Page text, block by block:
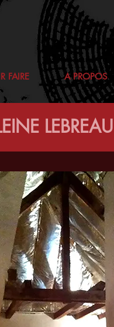
FAIRE A PROPOS